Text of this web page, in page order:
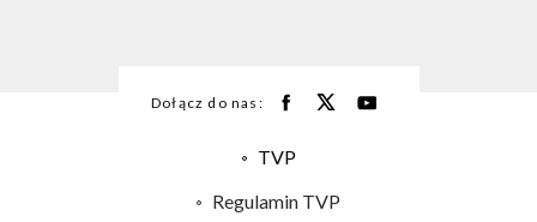
Dołącz do nas:
TVP
Regulamin TVP